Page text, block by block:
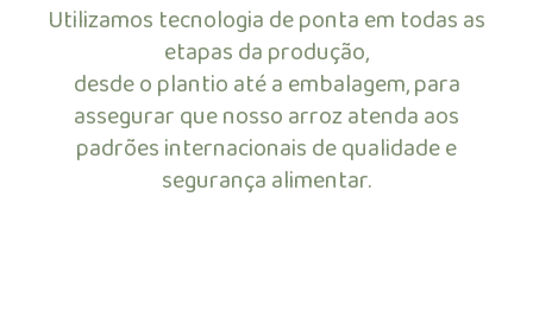
Utilizamos tecnologia de ponta em todas as
etapas da produção,
desde o plantio até a embalagem, para
assegurar que nosso arroz atenda aos
padrões internacionais de qualidade e
segurança alimentar.